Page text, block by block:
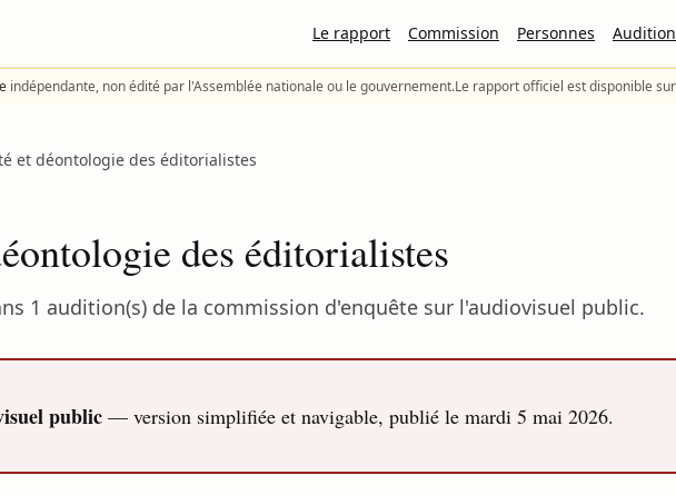
Le rapport Commission Personnes
indépendante, non édité par l'Assemblée nationale ou le gouvernement.Le rapport officiel est disponible sur
et déontologie des éditorialistes
des éditorialistes
1 audition(s) de la commission d'enquête sur l'audiovisuel public.
public — version simplifiée et navigable, publié le mardi 5 mai 2026.